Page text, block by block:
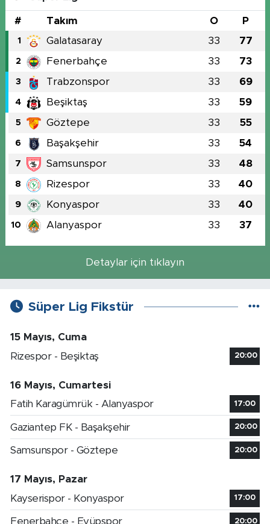
# Takım O P
1 Galatasaray 33 77
2 Fenerbahçe 33 73
3 Trabzonspor 33 69
4 Beşiktaş 33 59
5 Göztepe 33 55
6 Başakşehir 33 54
7 Samsunspor 33 48
8 Rizespor 33 40
9 Konyaspor 33 40
10 Alanyaspor 33 37
Detaylar için tıklayın
Süper Lig Fikstür
15 Mayıs, Cuma
Rizespor - Beşiktaş
20:00
16 Mayıs, Cumartesi
Fatih Karagümrük - Alanyaspor
17:00
Gaziantep FK - Başakşehir 20:00
Samsunspor - Göztepe 20:00
17 Mayıs, Pazar
Kayserispor - Konyaspor
17:00
Fenerbahçe - Eyüpspor 20:00